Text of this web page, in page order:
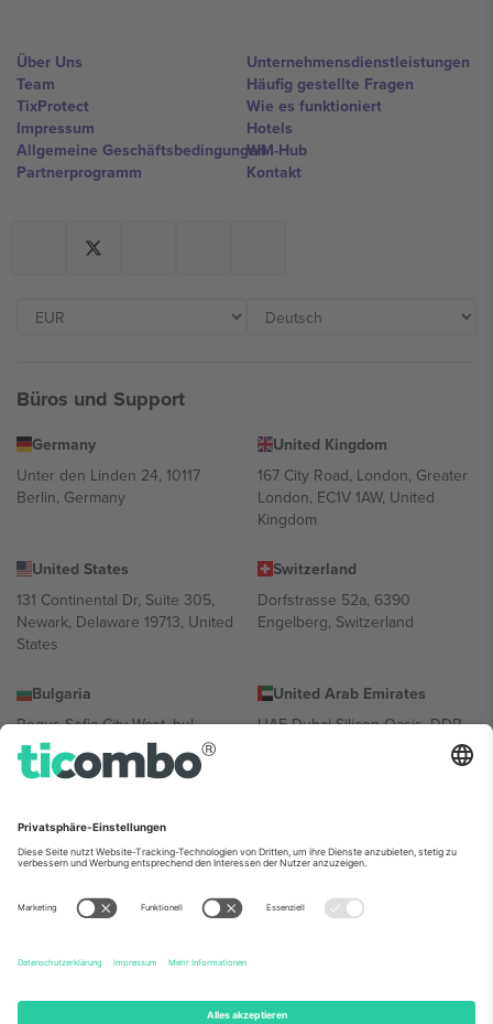
Über Uns
Team
TixProtect
Impressum
Allgemeine Geschäftsbedingungen
Partnerprogramm
Unternehmensdienstleistungen
Häufig gestellte Fragen
Wie es funktioniert
Hotels
WM-Hub
Kontakt
Büros und Support
Germany
Unter den Linden 24, 10117
Berlin, Germany
United Kingdom
167 City Road, London, Greater
London, EC1V 1AW, United
Kingdom
United States
131 Continental Dr, Suite 305,
Newark, Delaware 19713, United
States
Switzerland
Dorfstrasse 52a, 6390
Engelberg, Switzerland
Bulgaria
Regus Sofia City West, bul
Totleben 53-55, 1606 Sofia,
Bulgaria
United Arab Emirates
UAE Dubai Silicon Oasis, DDP
Building A1, Office 302, Dubai,
Mexico
Av Chapultepec 360, Roma
Norte, Cuauhtémoc, 06700
Ciudad de México, CDMX,
Mexico
Die juristische Person des Plattformanbieters kann je nach
Informationen finden Sie auf der jeweiligen Veranstaltungsseite, im